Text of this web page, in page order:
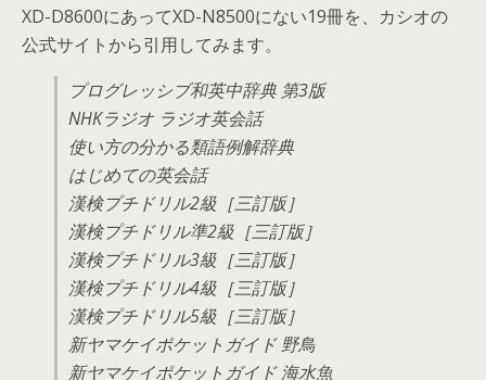
XD-D8600にあってXD-N8500にない19冊を、カシオの
公式サイトから引用してみます。
プログレッシブ和英中辞典 第3版
NHKラジオ ラジオ英会話
使い方の分かる類語例解辞典
はじめての英会話
漢検プチドリル2級［三訂版］
漢検プチドリル準2級［三訂版］
漢検プチドリル3級［三訂版］
漢検プチドリル4級［三訂版］
漢検プチドリル5級［三訂版］
新ヤマケイポケットガイド 野鳥
新ヤマケイポケットガイド 海水魚